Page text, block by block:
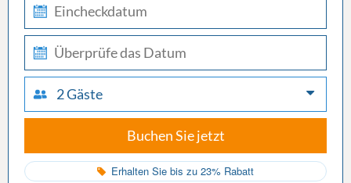
in
check-
out
2 Gäste
Buchen Sie jetzt
Erhalten Sie bis zu 23% Rabatt